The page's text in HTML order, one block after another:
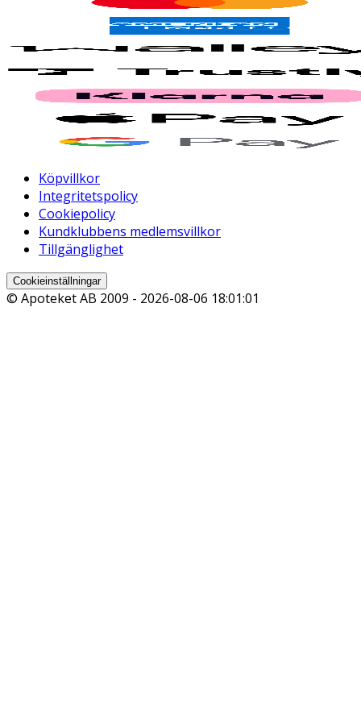
Köpvillkor
Integritetspolicy
Cookiepolicy
Kundklubbens medlemsvillkor
Tillgänglighet
Cookieinställningar
© Apoteket AB 2009 - 2026-08-06 18:01:01